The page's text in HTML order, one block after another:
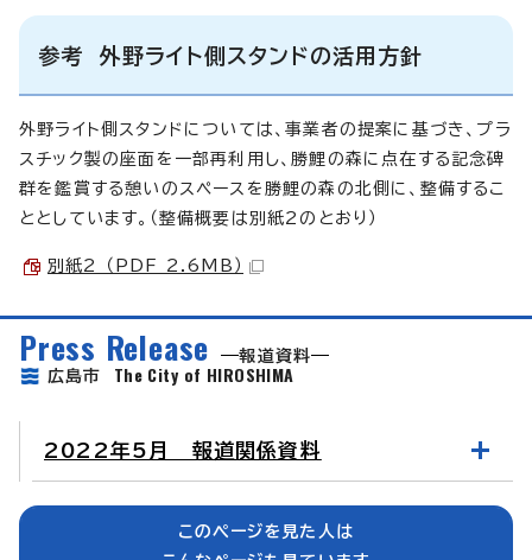
参考 外野ライト側スタンドの活用方針
外野ライト側スタンドについては、事業者の提案に基づき、プラ
スチック製の座面を一部再利用し、勝鯉の森に点在する記念碑
群を鑑賞する憩いのスペースを勝鯉の森の北側に、整備するこ
ととしています。（整備概要は別紙2のとおり）
別紙2 （PDF 2.6MB）
Press Release
報道資料
広島市 The City of HIROSHIMA
2022年5月 報道関係資料
このページを見た人は